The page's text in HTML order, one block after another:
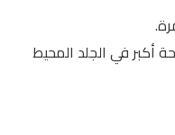
أكبر في الجلد المحيط